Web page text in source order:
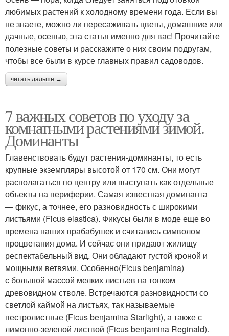
любимых растений к холодному времени года. Если вы
не знаете, можно ли пересаживать цветы, домашние или
дачные, осенью, эта статья именно для вас! Прочитайте
полезные советы и расскажите о них своим подругам,
чтобы все были в курсе главных правил садоводов.
читать дальше →
7 важных советов по уходу за
комнатными растениями зимой.
Доминанты
Главенствовать будут растения-доминанты, то есть
крупные экземпляры высотой от 170 см. Они могут
располагаться по центру или выступать как отдельные
объекты на периферии. Самая известная доминанта
— фикус, а точнее, его разновидность с широкими
листьями (Ficus elastica). Фикусы были в моде еще во
времена наших прабабушек и считались символом
процветания дома. И сейчас они придают жилищу
респектабельный вид. Они обладают густой кроной и
мощными ветвями. Особенно(Ficus benjamina)
с большой массой мелких листьев на тонком
древовидном стволе. Встречаются разновидности со
светлой каймой на листьях, так называемые
пестролистные (Ficus benjamina Starlight), а также с
лимонно-зеленой листвой (Ficus benjamina Reginald).